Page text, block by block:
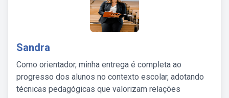
Sandra
Como orientador, minha entrega é completa ao
progresso dos alunos no contexto escolar, adotando
técnicas pedagógicas que valorizam relações